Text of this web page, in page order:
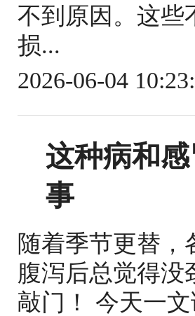
不到原因。这些
损...
2026-06-04
这种病和
事
随着季节更替
腹泻后总觉得没
敲门！ 今天一